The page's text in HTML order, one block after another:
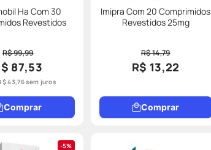
Ha Com 30
Revestidos
R$ 99,99
87,53
43,76sem juros
Comprar
Imipra Com 20 Comprimidos
Revestidos 25mg
R$ 14,79
R$ 13,22
Comprar
5%